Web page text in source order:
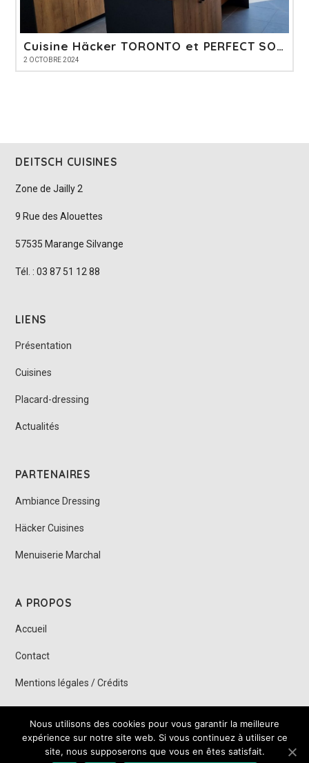
Cuisine Häcker TORONTO et PERFECT SOFT
2 OCTOBRE 2024
DEITSCH CUISINES
Zone de Jailly 2
9 Rue des Alouettes
57535 Marange Silvange
Tél. : 03 87 51 12 88
LIENS
Présentation
Cuisines
Placard-dressing
Actualités
PARTENAIRES
Ambiance Dressing
Häcker Cuisines
Menuiserie Marchal
A PROPOS
Accueil
Contact
Mentions légales / Crédits
© DEITSH CUISINES 2019 – SARL au capital de 7 700,00 € - SIRET :
44227613500021 – Création et programmation de sites internet :Déclic
communication
Nous utilisons des cookies pour vous garantir la meilleure
expérience sur notre site web. Si vous continuez à utiliser ce
site, nous supposerons que vous en êtes satisfait.